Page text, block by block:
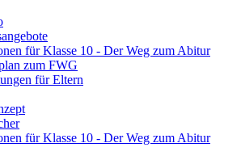
für Klasse 10 - Der Weg zum Abitur
zum FWG
für Eltern
für Klasse 10 - Der Weg zum Abitur